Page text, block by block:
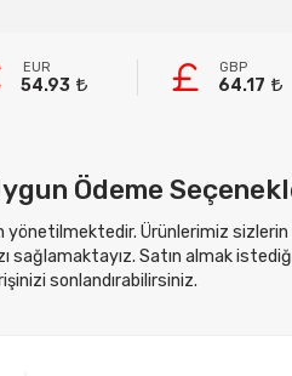
EUR
54.93
GBP
64.17
Ödeme
yönetilmektedir. Ürünlerimiz
sağlamaktayız. Satın almak
sonlandırabilirsiniz.